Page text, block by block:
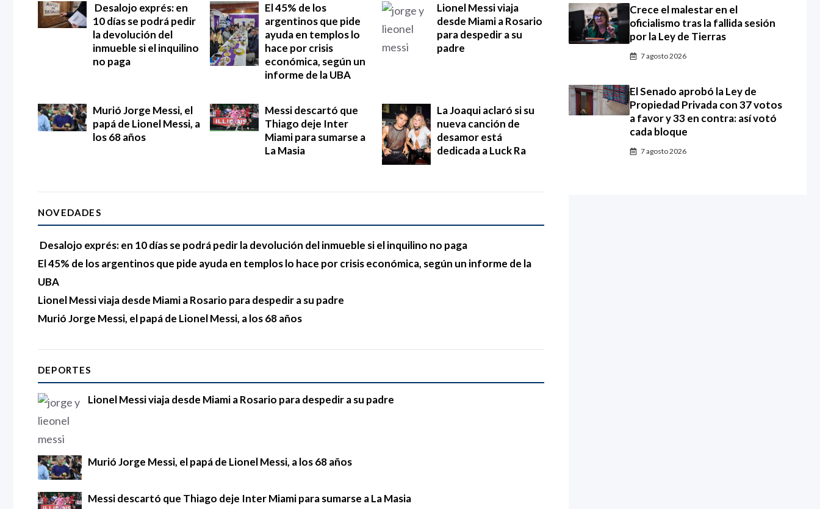
Desalojo exprés: en
10 días se podrá pedir
la devolución del
inmueble si el inquilino
no paga
El 45% de los
argentinos que pide
ayuda en templos lo
hace por crisis
económica, según un
informe de la UBA
Lionel Messi viaja
desde Miami a Rosario
para despedir a su
padre
Murió Jorge Messi, el
papá de Lionel Messi, a
los 68 años
Messi descartó que
Thiago deje Inter
Miami para sumarse a
La Masia
La Joaqui aclaró si su
nueva canción de
desamor está
dedicada a Luck Ra
NOVEDADES
Desalojo exprés: en 10 días se podrá pedir la devolución del inmueble si el inquilino no paga
El 45% de los argentinos que pide ayuda en templos lo hace por crisis económica, según un informe de la
UBA
Lionel Messi viaja desde Miami a Rosario para despedir a su padre
Murió Jorge Messi, el papá de Lionel Messi, a los 68 años
DEPORTES
Lionel Messi viaja desde Miami a Rosario para despedir a su padre
Murió Jorge Messi, el papá de Lionel Messi, a los 68 años
Messi descartó que Thiago deje Inter Miami para sumarse a La Masia
Crece el malestar en el
oficialismo tras la fallida sesión
por la Ley de Tierras
7 agosto 2026
El Senado aprobó la Ley de
Propiedad Privada con 37 votos
a favor y 33 en contra: así votó
cada bloque
7 agosto 2026